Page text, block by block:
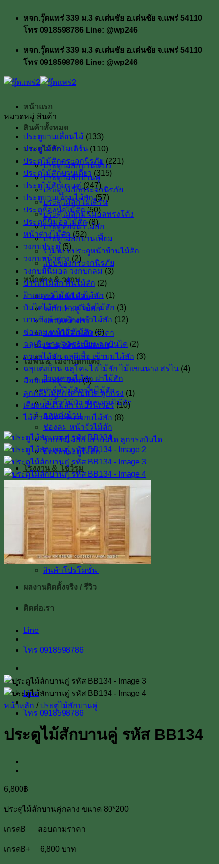
เนื้อหา
หจก.วู๊ดแพร่ 339 ม.3 ต.เด่นชัย อ.เด่นชัย จ.แพร่ 54110
โทร 0918598786 Line: @wp246
หจก.วู๊ดแพร่ 339 ม.3 ต.เด่นชัย อ.เด่นชัย จ.แพร่ 54110
โทร 0918598786 Line: @wp246
หน้าแรก
สินค้าทั้งหมด
ประตูไม้สัก
ประตูไม้สักบานเดี่ยว
ประตูไม้สักบานคู่
ประตูไม้สักกระจกนิรภัย
ประตูไม้สักโมเดิร์น
ประตูไม้สักมินิมอลทรงโค้ง
ประตูห้องน้ำไม้สัก
ประตูไม้สักบานเฟี้ยม
รวมแบบประตูหน้าบ้านไม้สัก
แบบของกระจกนิรภัย
หน้าต่าง & วงกบ
หน้าต่างไม้สัก
วงกบประตู ไม้สัก
วงกบหน้าต่าง
วงกบไม้สักโค้ง ราคา
ประตูไม้พร้อมวงกบ
ไม้พื้น & ไม้งานตกแต่ง
ฝ้าเพดานไม้สัก ฝาไม้สัก
ปาร์เก้ไม้สัก พื้นไม้สัก
ไม้คิ้ว ไม้บัว ซับวงกบไม้สัก
ฉลุแต่งบ้าน
ช่องลม หน้าจั่วไม้สัก
ลูกกลึงไม้สัก เสาบันได ลูกกรงบันได
มือจับประตูไม้สัก
โรงงาน & โชว์รูม
โชว์รูมสินค้า
เตาอบไม้สัก
เกรดไม้สัก
เกี่ยวกับเรา
ค่าทำสี
การขนส่ง
บทความ
สินค้าโปรโมชั่น
ผลงานติดตั้งจริง / รีวิว
ติดต่อเรา
Line
โทร 0918598786
Line
โทร 0918598786
หมวดหมู่ สินค้า
ประตูบานเลื่อนไม้ (133)
ประตูไม้สักโมเดิร์น (110)
ประตูไม้สักกระจกนิรภัย (221)
ประตูไม้สักบานเดี่ยว (315)
ประตูไม้สักบานคู่ (247)
ประตูบานเฟี้ยมไม้สัก (57)
ประตูห้องน้ำไม้สัก (50)
ประตูมินิมอลไม้สัก (8)
หน้าต่างไม้สัก (52)
วงกบประตู (5)
วงกบหน้าต่าง (2)
วงกบมินิมอล วงกบกลม (3)
ปาร์เก้ไม้สัก พื้นไม้สัก (2)
ฝ้าเพดานไม้สัก ฝาไม้สัก (1)
บันไดไม้สัก ราวบันไดไม้สัก (3)
บานซิงค์ ชุดห้องครัวไม้สัก (12)
ช่องลม หน้าจั่วไม้สัก (6)
ฉลุเชิงชาย ฉลุระเบียง ฉลุบันได (2)
กาแลไม้สัก ฉลุผีเสื้อ เข้ามุมไม้สัก (3)
ฉลุแต่งบ้าน ฉลุโคมไฟไม้สัก ไม้เเขนนาง สรไน (4)
มือจับประตูไม้สัก (3)
ลูกกลึงไม้สัก เสาบันใด ลูกกรง (1)
เตียงนอนไม้สัก เฟอร์นิเจอร์ (10)
ไม้คิ้ว ไม้บัว ซับวงกบไม้สัก (8)
หน้าหลัก / ประตูไม้สักบานคู่
ประตูไม้สักบานคู่ รหัส BB134
6,800฿
ประตูไม้สักบานคู่กลาง ขนาด 80*200
เกรดB สอบถามราคา
เกรดB+ 6,800 บาท